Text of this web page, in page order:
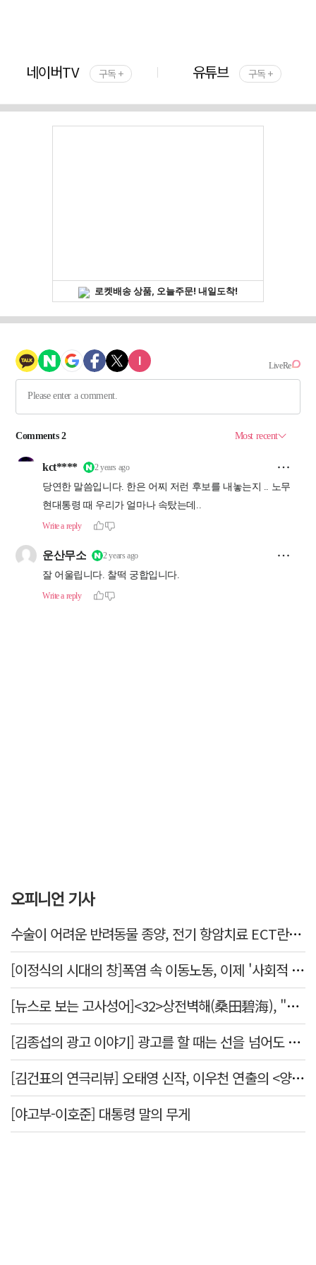
네이버TV 구독 + 유튜브 구독 +
오피니언 기사
수술이 어려운 반려동물 종양, 전기 항암치료 ECT란? [반려동물 건강톡톡]
[이정식의 시대의 창]폭염 속 이동노동, 이제 '사회적 위험 관리'로 전환할 때
[뉴스로 보는 고사성어]<32>상전벽해(桑田碧海), "뽕나무밭이 푸른 바다가 되었다."
[김종섭의 광고 이야기] 광고를 할 때는 선을 넘어도 좋습니다.
[김건표의 연극리뷰] 오태영 신작, 이우천 연출의 <양은 양순하다>"국민을 온순한 양으로 길들이는 전체주의적 정치의 알레고리"
[야고부-이호준] 대통령 말의 무게